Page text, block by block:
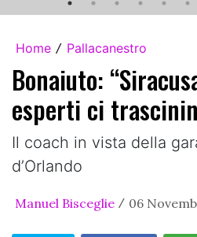
Home / Pallacanestro
Bonaiuto:
esperti ci
Il coach in vista della
d’Orlando
Manuel Bisceglie / 06